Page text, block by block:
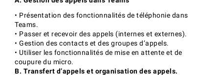
• Présentation des fonctionnalités de téléphonie dans
Teams.
• Passer et recevoir des appels (internes et externes).
• Gestion des contacts et des groupes d’appels.
• Utiliser les fonctionnalités de mise en attente et de
coupure du micro.
B. Transfert d’appels et organisation des appels.